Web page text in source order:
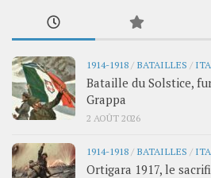
1914-1918 / BATAILLES /
Bataille du Solstice,
Grappa
2 AOÛT 2026
1914-1918 / BATAILLES /
Ortigara 1917, le